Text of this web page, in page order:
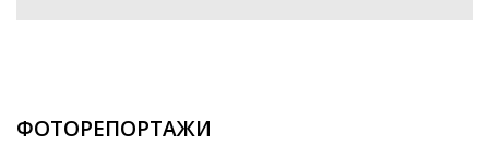
ФОТОРЕПОРТАЖИ